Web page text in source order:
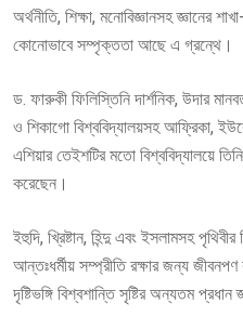
অর্থনীতি, শিক্ষা, মনোবিজ্ঞানসহ জ্ঞানের
কোনোভাবে সম্পৃক্ততা আছে এ গ্রন্থে।
ড. ফারুকী ফিলিস্তিনি দার্শনিক, উদার
ও শিকাগো বিশ্ববিদ্যালয়সহ আফ্রিকা,
এশিয়ার তেইশটির মতো বিশ্ববিদ্যালয়ে
করেছেন।
ইহুদি, খ্রিষ্টান, হিন্দু এবং ইসলামসহ
আন্তঃধর্মীয় সম্প্রীতি রক্ষার জন্য
দৃষ্টিভঙ্গি বিশ্বশান্তি সৃষ্টির অন্যতম প্রধান